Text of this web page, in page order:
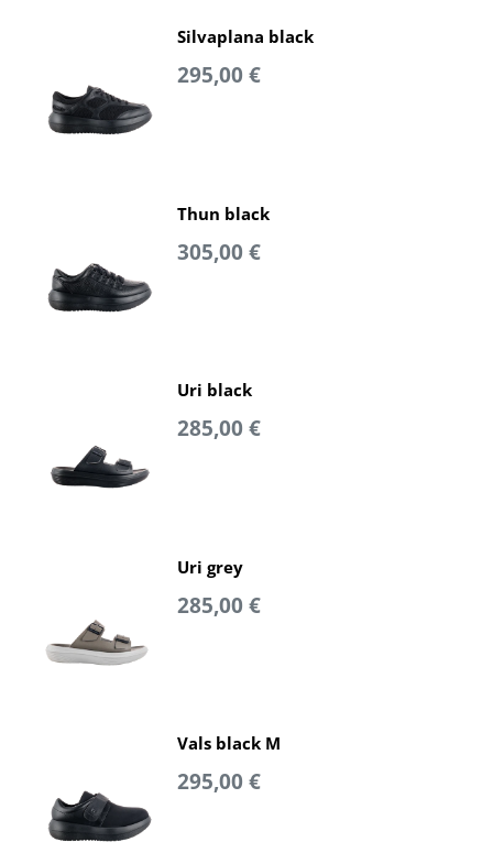
Silvaplana black
295,00 €
Thun black
305,00 €
Uri black
285,00 €
Uri grey
285,00 €
Vals black M
295,00 €